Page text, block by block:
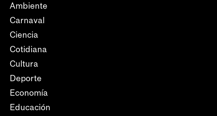
Ambiente
Carnaval
Ciencia
Cotidiana
Cultura
Deporte
Economía
Educación